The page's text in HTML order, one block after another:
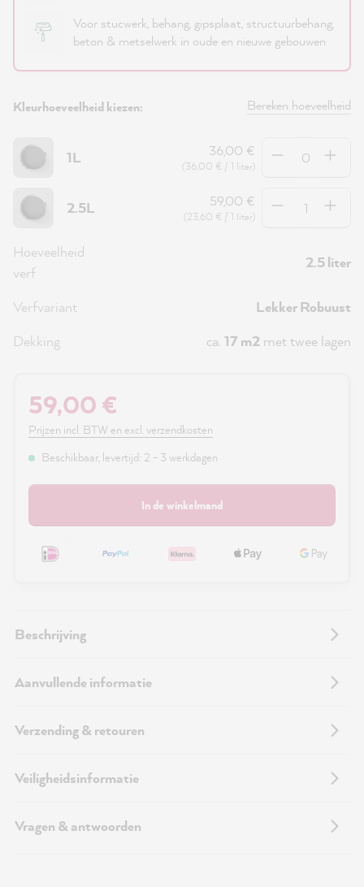
Voor stucwerk, behang, gipsplaat, structuurbehang,
beton & metselwerk in oude en nieuwe gebouwen
Kleurhoeveelheid kiezen: Bereken hoeveelheid
1L 36,00 €
(36,00 € / 1 liter)
Hoeveelheid
2.5L 59,00 €
(23,60 € / 1 liter)
Hoeveelheid
Hoeveelheid
verf
2.5 liter
Verfvariant
Lekker Robuust
Dekking
ca. 17 m2 met twee lagen
59,00 €
Prijzen incl. BTW en excl. verzendkosten
Beschikbaar, levertijd: 2 - 3 werkdagen
In de winkelmand
Beschrijving
Aanvullende informatie
Verzending & retouren
Veiligheidsinformatie
Vragen & antwoorden